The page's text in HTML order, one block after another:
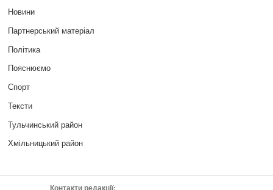
Новини
Партнерський матеріал
Політика
Пояснюємо
Спорт
Тексти
Тульчинський район
Хмільницький район